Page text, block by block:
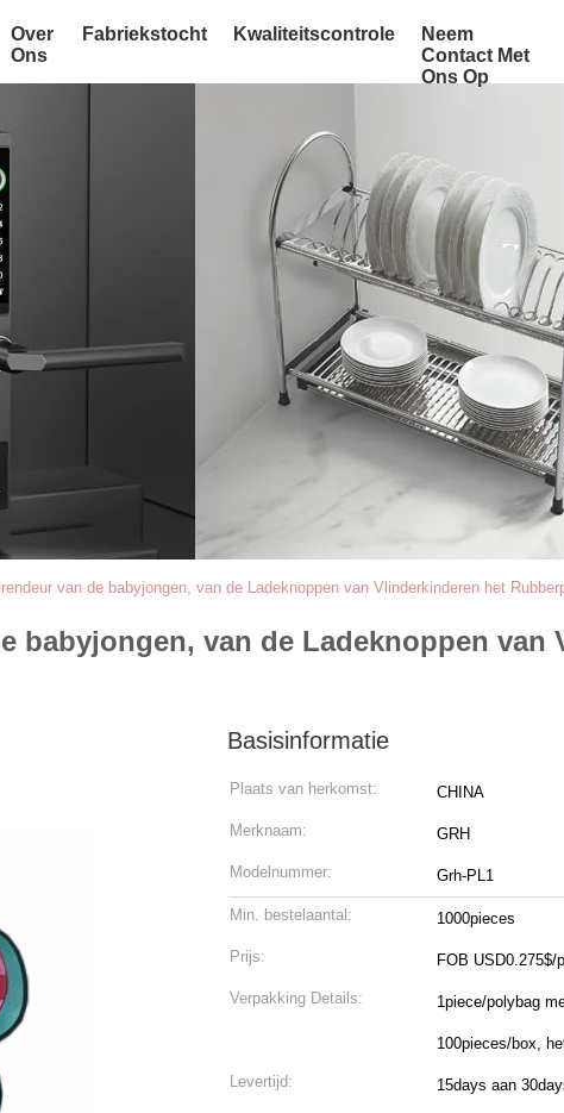
Over
Ons
Fabriekstocht Kwaliteitscontrole
Neem
Contact Met
Ons Op
van de babyjongen, van de Ladeknoppen van Vlinderkinderen het
babyjongen, van de Ladeknoppen van
Basisinformatie
Plaats van herkomst: CHINA
Merknaam: GRH
Modelnummer: Grh-PL1
Min. bestelaantal: 1000pieces
Prijs: FOB USD0.275$/
Verpakking Details: 1piece/polybag
100pieces/box,
Levertijd: 15days aan